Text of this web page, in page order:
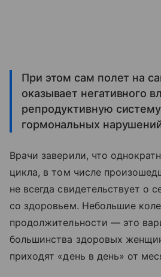
При этом сам полет на
оказывает негативного
репродуктивную
гормональных
Врачи заверили, что
цикла, в том числе
не всегда свидетельствует о
со здоровьем. Небольшие
продолжительности — это
большинства здоровых
приходят «день в день» от